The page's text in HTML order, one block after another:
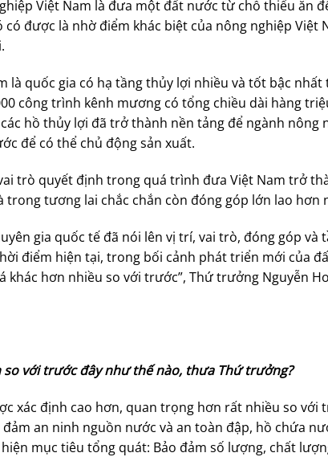
Việt Nam là đưa một đất nước từ chỗ thiếu ăn
được là nhờ điểm khác biệt của nông nghiệp Việt
là quốc gia có hạ tầng thủy lợi nhiều và tốt bậc nhất
công trình kênh mương có tổng chiều dài hàng
hồ thủy lợi đã trở thành nền tảng để ngành nông
để có thể chủ động sản xuất.
trò quyết định trong quá trình đưa Việt Nam trở
tương lai chắc chắn còn đóng góp lớn lao hơn
gia quốc tế đã nói lên vị trí, vai trò, đóng góp và
điểm hiện tại, trong bối cảnh phát triển mới của
hơn nhiều so với trước”, Thứ trưởng Nguyễn
so với trước đây như thế nào, thưa Thứ trưởng?
xác định cao hơn, quan trọng hơn rất nhiều so với
an ninh nguồn nước và an toàn đập, hồ chứa
mục tiêu tổng quát: Bảo đảm số lượng, chất